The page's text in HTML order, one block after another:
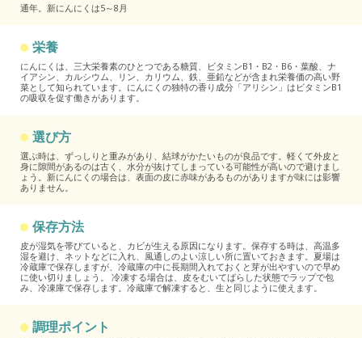
通年。新にんにくは5～8月
栄養
にんにくは、三大栄養素のひとつである糖質、ビタミンB1・B2・B6・葉酸、ナ
イアシン、カルシウム、リン、カリウム、鉄、亜鉛などが含まれ栄養価の高い野
菜として知られています。にんにくの独特の香り成分「アリシン」はビタミンB1
の吸収を促す働きがあります。
選び方
選ぶ時は、ずっしりと重みがあり、結球がかたいものが良品です。軽くて外皮と
身に隙間があるのは古く、水分が抜けてしまっている可能性が高いので避けまし
ょう。新にんにくの場合は、表面の皮に赤味があるものがありますが味には影響
ありません。
保存方法
皮が湿気を帯びていると、カビが生える原因になります。保存する時は、高温多
湿を避け、ネットなどに入れ、風通しのよい涼しい所に置いておきます。夏場は
冷蔵庫で保存しますが、冷蔵庫の中に長期間入れておくと芽が出やすいので早め
に使い切りましょう。 冷凍する場合は、皮をむいてばらした状態でラップで包
み、冷凍庫で保存します。冷蔵庫で解凍すると、生と同じように使えます。
調理ポイント